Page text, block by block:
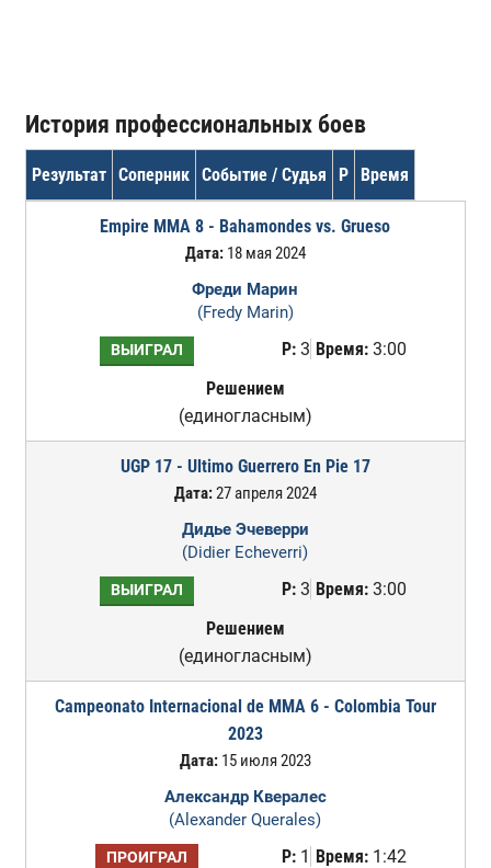
История профессиональных боев
Результат Соперник Событие / Судья Р Время
Empire MMA 8 - Bahamondes vs. Grueso
Дата:18 мая 2024
Фреди Марин
(Fredy Marin)
ВЫИГРАЛ Р:3 Время:3:00
Решением
(единогласным)
UGP 17 - Ultimo Guerrero En Pie 17
Дата:27 апреля 2024
Дидье Эчеверри
(Didier Echeverri)
ВЫИГРАЛ Р:3 Время:3:00
Решением
(единогласным)
Campeonato Internacional de MMA 6 - Colombia Tour
2023
Дата:15 июля 2023
Александр Квералес
(Alexander Querales)
ПРОИГРАЛ Р:1 Время:1:42